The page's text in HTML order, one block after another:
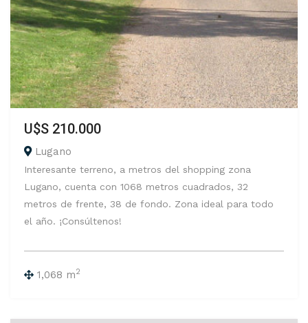
U$S 210.000
Lugano
Interesante terreno, a metros del shopping zona
Lugano, cuenta con 1068 metros cuadrados, 32
metros de frente, 38 de fondo. Zona ideal para todo
el año. ¡Consúltenos!
1,068 m2